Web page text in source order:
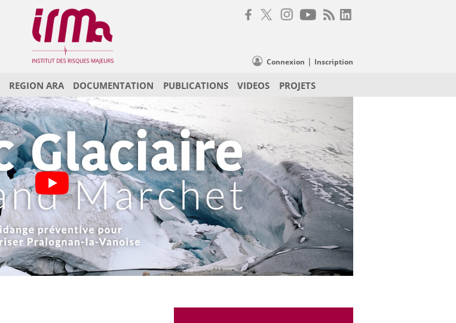
Connexion | Inscription
REGION ARA DOCUMENTATION PUBLICATIONS VIDEOS PROJETS